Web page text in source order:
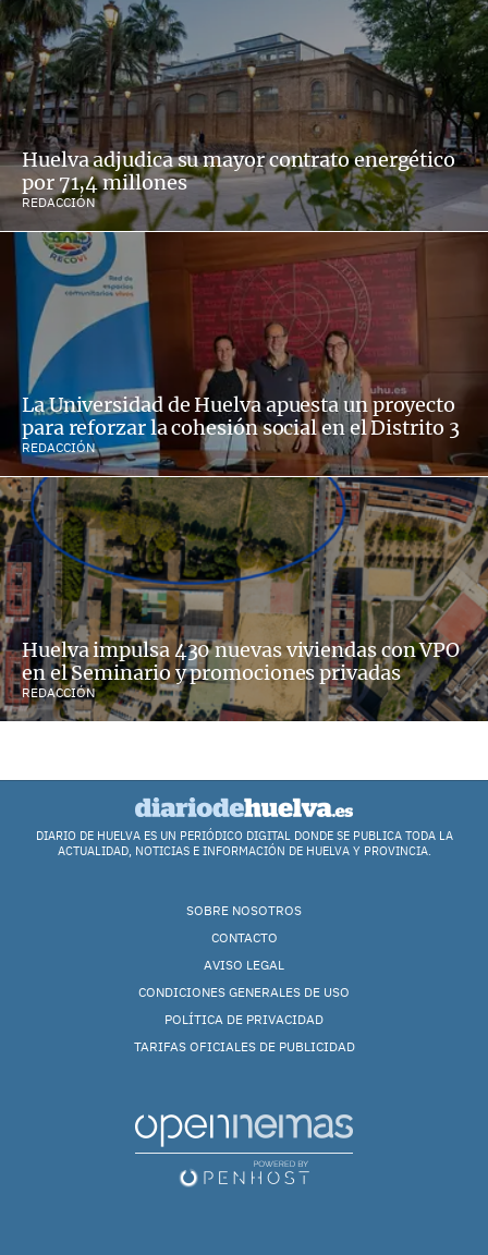
Huelva adjudica su mayor contrato energético
por 71,4 millones
REDACCIÓN
La Universidad de Huelva apuesta un proyecto
para reforzar la cohesión social en el Distrito 3
REDACCIÓN
Huelva impulsa 430 nuevas viviendas con VPO
en el Seminario y promociones privadas
REDACCIÓN
DIARIO DE HUELVA ES UN PERIÓDICO DIGITAL DONDE SE PUBLICA TODA LA
ACTUALIDAD, NOTICIAS E INFORMACIÓN DE HUELVA Y PROVINCIA.
SOBRE NOSOTROS
CONTACTO
AVISO LEGAL
CONDICIONES GENERALES DE USO
POLÍTICA DE PRIVACIDAD
TARIFAS OFICIALES DE PUBLICIDAD